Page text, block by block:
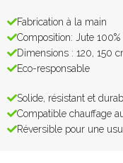
Fabrication à la main
Composition: Jute 100%
Dimensions : 120, 150
Eco-responsable
Solide, résistant et
Compatible chauffage
Réversible pour une